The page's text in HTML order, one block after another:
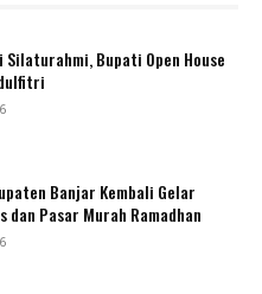
Bupati Open House
Banjar Kembali Gelar
dan Pasar Murah Ramadhan